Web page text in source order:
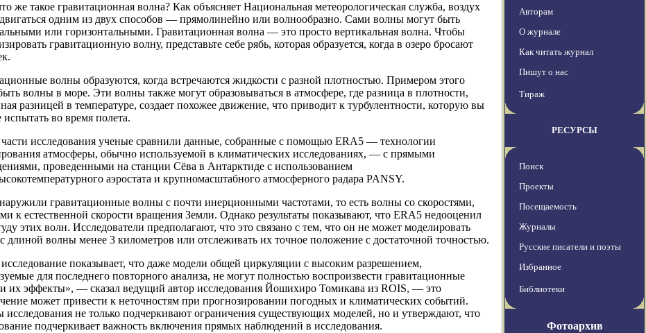
же такое гравитационная волна? Как объясняет Национальная метеорологическая служба, воздух
одним из двух способов — прямолинейно или волнообразно. Сами волны могут быть
или горизонтальными. Гравитационная волна — это просто вертикальная волна. Чтобы
гравитационную волну, представьте себе рябь, которая образуется, когда в озеро бросают
волны образуются, когда встречаются жидкости с разной плотностью. Примером этого
волны в море. Эти волны также могут образовываться в атмосфере, где разница в плотности,
разницей в температуре, создает похожее движение, что приводит к турбулентности, которую вы
испытать во время полета.
исследования ученые сравнили данные, собранные с помощью ERA5 — технологии
атмосферы, обычно используемой в климатических исследованиях, — с прямыми
проведенными на станции Сёва в Антарктиде с использованием
аэростата и крупномасштабного атмосферного радара PANSY.
гравитационные волны с почти инерционными частотами, то есть волны со скоростями,
к естественной скорости вращения Земли. Однако результаты показывают, что ERA5 недооценил
этих волн. Исследователи предполагают, что это связано с тем, что он не может моделировать
длиной волны менее 3 километров или отслеживать их точное положение с достаточной точностью.
показывает, что даже модели общей циркуляции с высоким разрешением,
для последнего повторного анализа, не могут полностью воспроизвести гравитационные
их эффекты», — сказал ведущий автор исследования Йошихиро Томикава из ROIS, — это
может привести к неточностям при прогнозировании погодных и климатических событий.
исследования не только подчеркивают ограничения существующих моделей, но и утверждают, что
подчеркивает важность включения прямых наблюдений в исследования.
Авторам
О журнале
Как читать журнал
Пишут о нас
Тираж
РЕСУРСЫ
Поиск
Проекты
Посещаемость
Журналы
Русские писатели и поэты
Избранное
Библиотеки
Фотоархив